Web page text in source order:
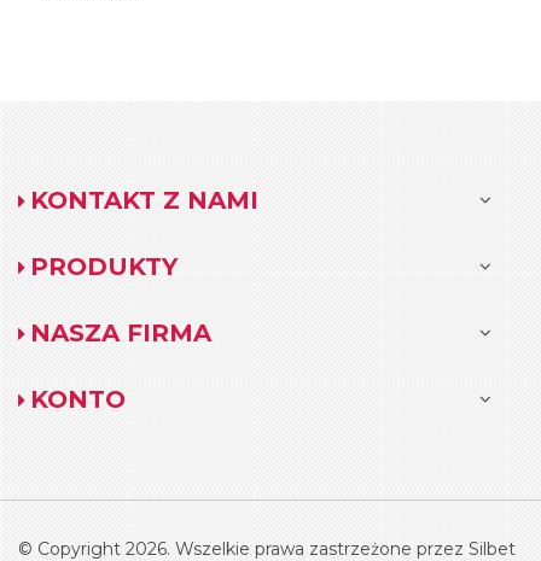
KONTAKT Z NAMI
PRODUKTY
NASZA FIRMA
KONTO
© Copyright 2026. Wszelkie prawa zastrzeżone przez Silbet